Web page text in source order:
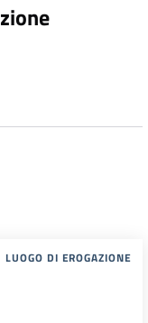
LUOGO DI EROGAZIONE